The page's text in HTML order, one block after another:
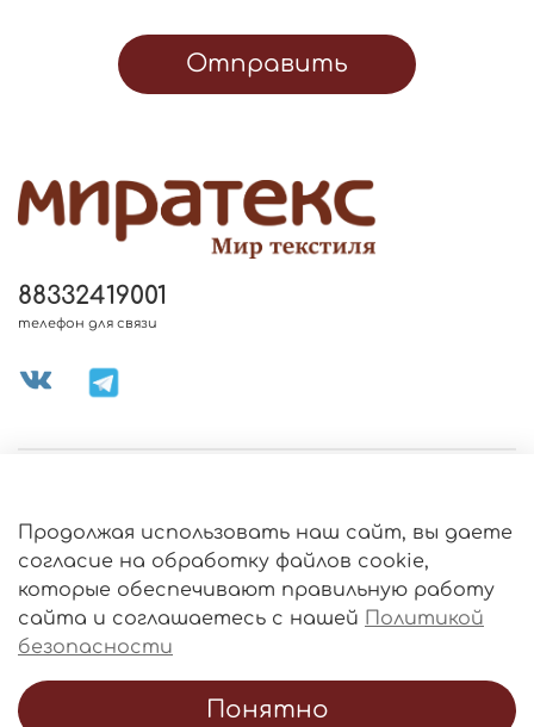
Отправить
ИНФОРМАЦИЯ
О МАГАЗИНЕ
88332419001
телефон для связи
Продолжая использовать наш сайт, вы даете
согласие на обработку файлов cookie,
которые обеспечивают правильную работу
сайта и соглашаетесь с нашей Политикой
безопасности
Понятно
Политика
обработки